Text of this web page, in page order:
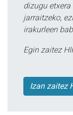
dizugu
jarraitzeko,
irakurleen
Egin zaitez
Izan zaitez